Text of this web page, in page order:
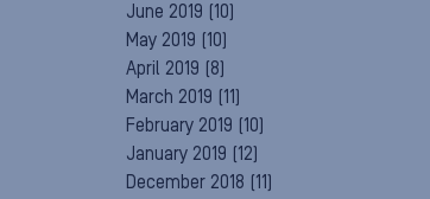
June 2019 (10)
May 2019 (10)
April 2019 (8)
March 2019 (11)
February 2019 (10)
January 2019 (12)
December 2018 (11)